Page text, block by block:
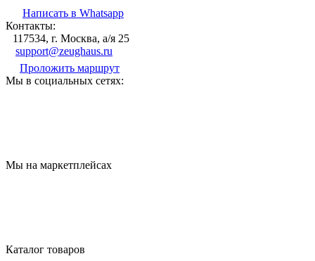
Написать в Whatsapp
Контакты:
117534, г. Москва, а/я 25
support@zeughaus.ru
Проложить маршрут
Мы в социальных сетях:
Мы на маркетплейсах
Каталог товаров